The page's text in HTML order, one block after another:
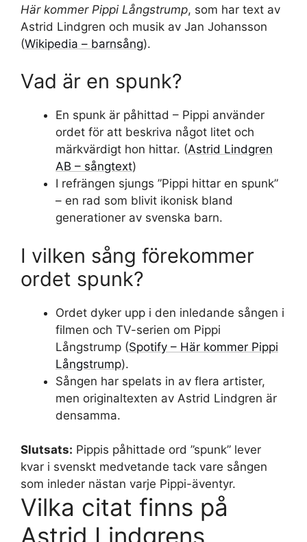
Här kommer Pippi Långstrump, som har text av
Astrid Lindgren och musik av Jan Johansson
(Wikipedia – barnsång).
Vad är en spunk?
En spunk är påhittad – Pippi använder
ordet för att beskriva något litet och
märkvärdigt hon hittar. (Astrid Lindgren
AB – sångtext)
I refrängen sjungs ”Pippi hittar en spunk”
– en rad som blivit ikonisk bland
generationer av svenska barn.
I vilken sång förekommer
ordet spunk?
Ordet dyker upp i den inledande sången i
filmen och TV-serien om Pippi
Långstrump (Spotify – Här kommer Pippi
Långstrump).
Sången har spelats in av flera artister,
men originaltexten av Astrid Lindgren är
densamma.
Slutsats: Pippis påhittade ord ”spunk” lever
kvar i svenskt medvetande tack vare sången
som inleder nästan varje Pippi-äventyr.
Vilka citat finns på
Astrid Lindgrens